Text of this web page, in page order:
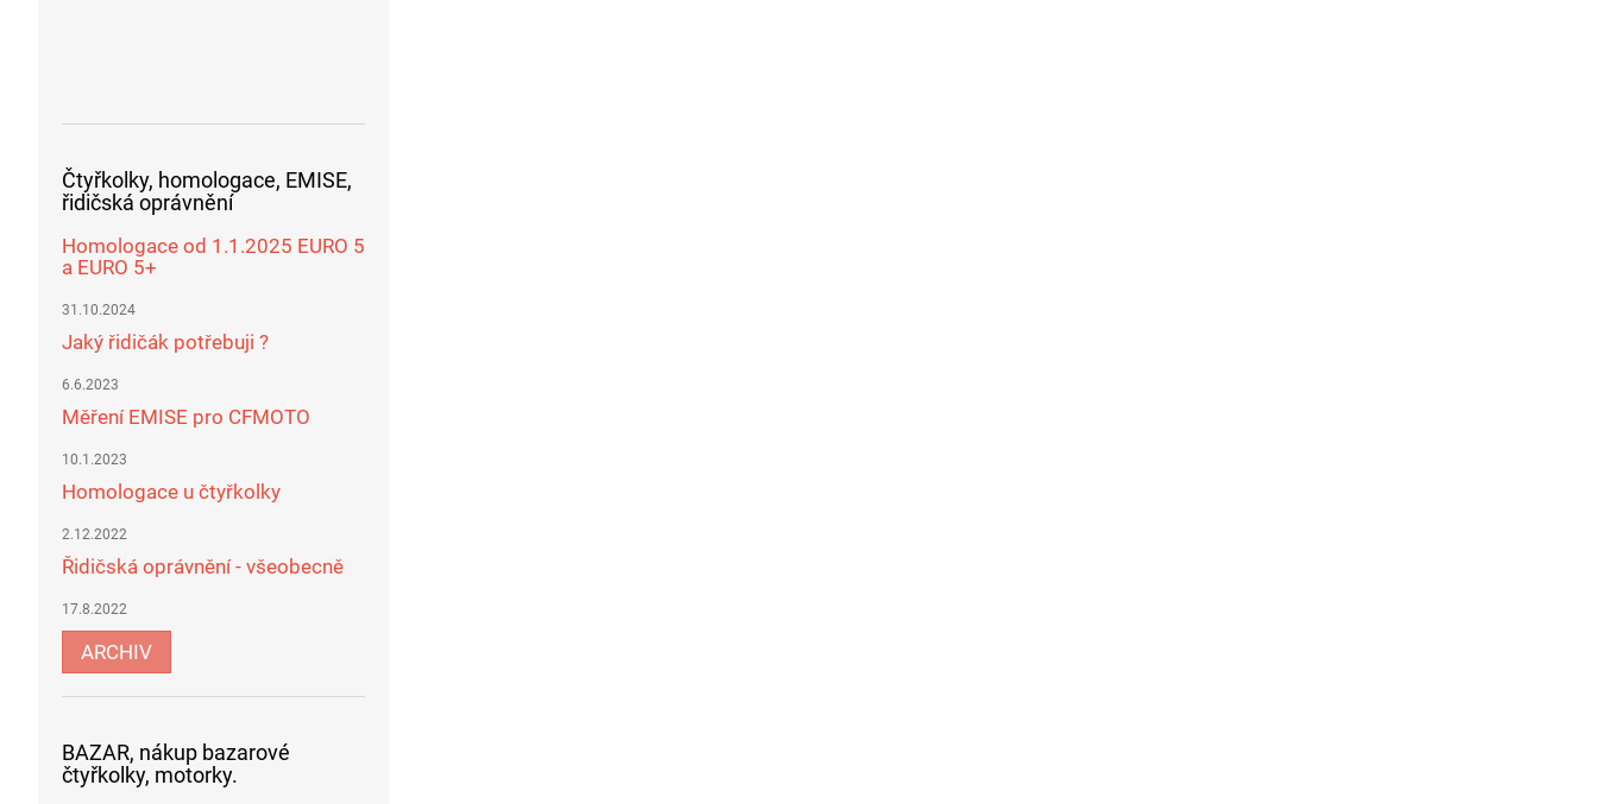
Čtyřkolky, homologace, EMISE,
řidičská oprávnění
Homologace od 1.1.2025 EURO 5
a EURO 5+
31.10.2024
Jaký řidičák potřebuji ?
6.6.2023
Měření EMISE pro CFMOTO
10.1.2023
Homologace u čtyřkolky
2.12.2022
Řidičská oprávnění - všeobecně
17.8.2022
ARCHIV
BAZAR, nákup bazarové
čtyřkolky, motorky.